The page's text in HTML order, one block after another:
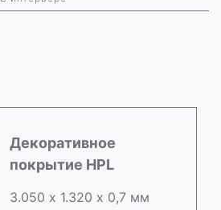
Декоративное
покрытие HPL
3.050 х 1.320 х 0,7 мм